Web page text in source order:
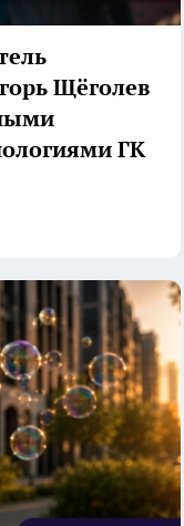
Щёголев
ГК